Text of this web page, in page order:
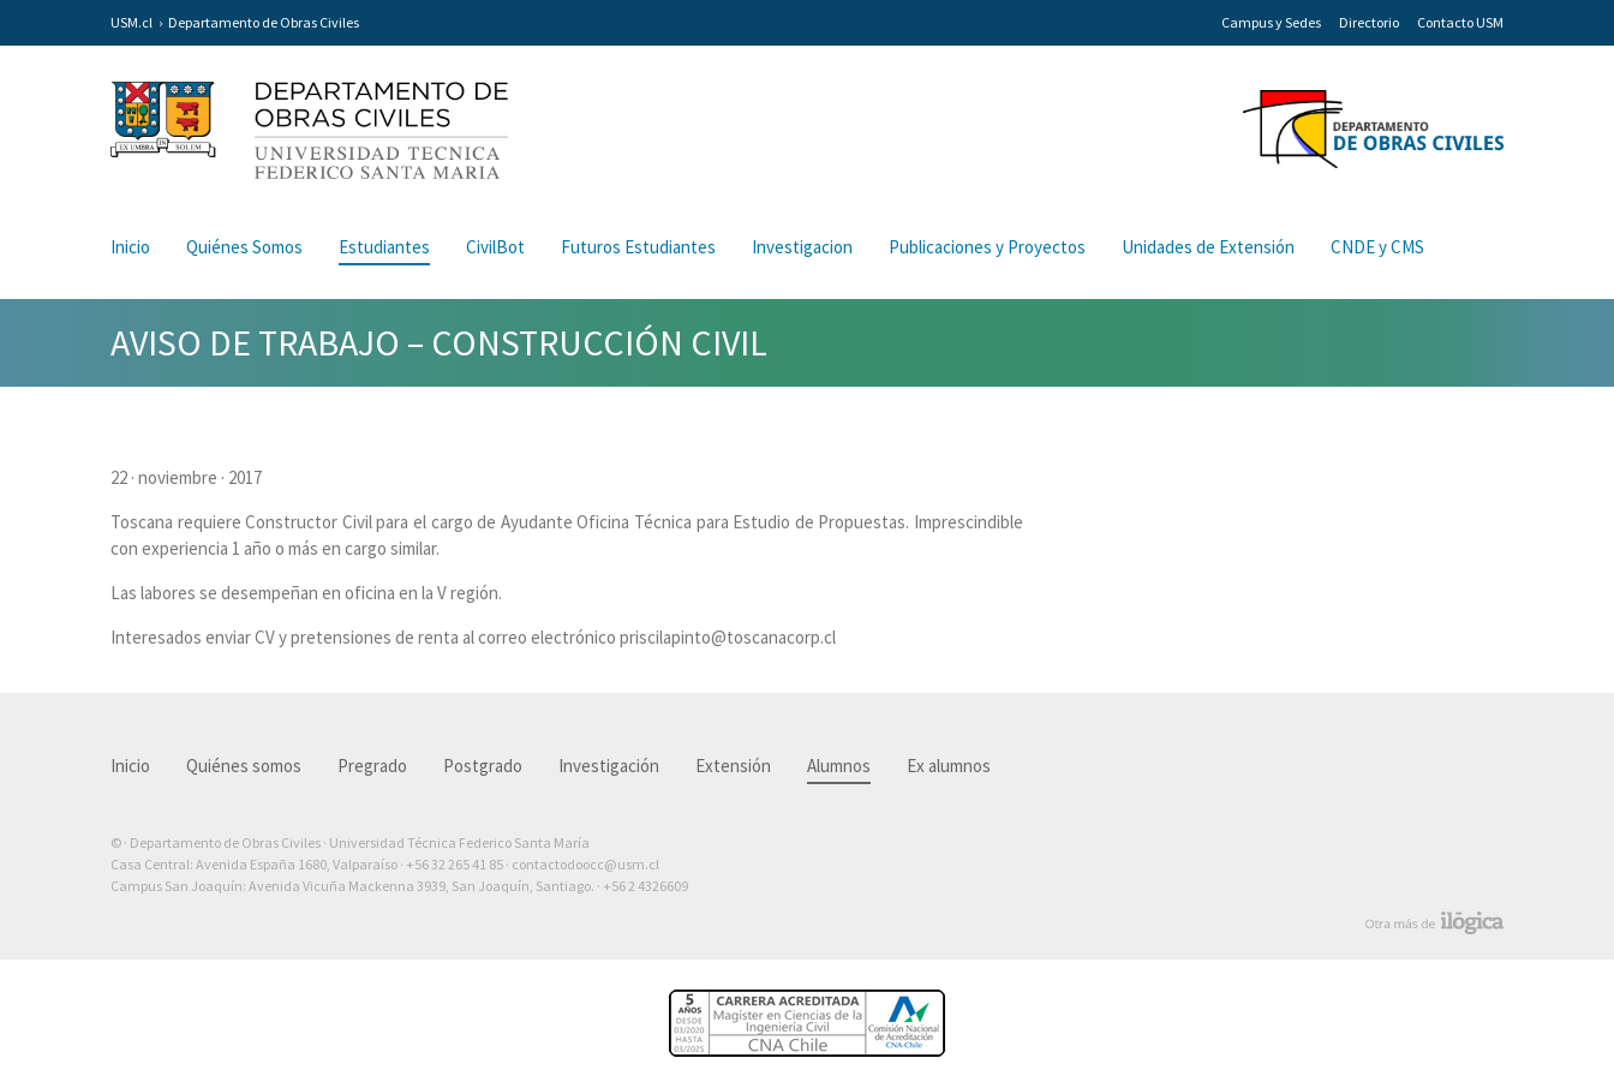
USM.cl Departamento de Obras Civiles Campus y Sedes Directorio Contacto USM
Inicio Quiénes Somos Estudiantes CivilBot Futuros Estudiantes Investigacion Publicaciones y Proyectos Unidades de Extensión CNDE y CMS
AVISO DE TRABAJO – CONSTRUCCIÓN CIVIL
22 · noviembre · 2017
Toscana requiere Constructor Civil para el cargo de Ayudante Oficina Técnica para Estudio de Propuestas. Imprescindible
con experiencia 1 año o más en cargo similar.
Las labores se desempeñan en oficina en la V región.
Interesados enviar CV y pretensiones de renta al correo electrónico priscilapinto@toscanacorp.cl
Inicio Quiénes somos Pregrado Postgrado Investigación Extensión Alumnos Ex alumnos
© · Departamento de Obras Civiles · Universidad Técnica Federico Santa María
Casa Central: Avenida España 1680, Valparaíso · +56 32 265 41 85 · contactodoocc@usm.cl
Campus San Joaquín: Avenida Vicuña Mackenna 3939, San Joaquín, Santiago. · +56 2 4326609